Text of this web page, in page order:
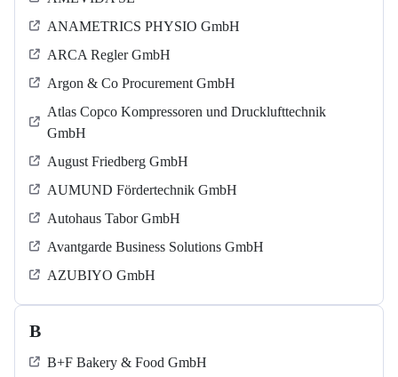
ANAMETRICS PHYSIO GmbH
ARCA Regler GmbH
Argon & Co Procurement GmbH
Atlas Copco Kompressoren und Drucklufttechnik
GmbH
August Friedberg GmbH
AUMUND Fördertechnik GmbH
Autohaus Tabor GmbH
Avantgarde Business Solutions GmbH
AZUBIYO GmbH
B
B+F Bakery & Food GmbH